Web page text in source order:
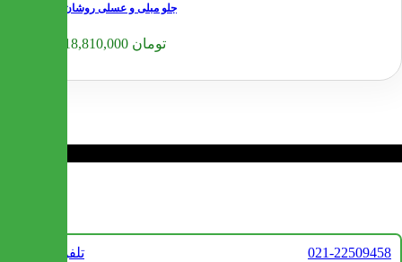
جلو مبلی و عسلی روشان
18,810,000 تومان
تلفن فروش 021-22509458